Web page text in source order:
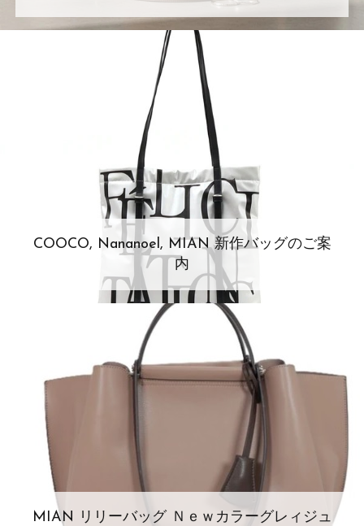
COOCO, Nananoel, MIAN 新作バッグのご案
内
MIAN リリーバッグ Ｎｅｗカラーグレィジュ